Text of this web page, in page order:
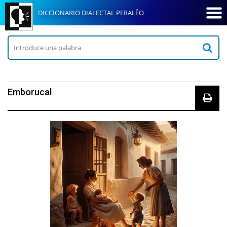
DICCIONARIO DIALECTAL PERALÊO
Emborucal